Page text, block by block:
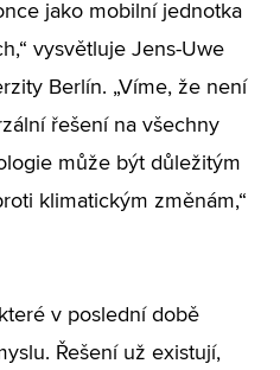
jako mobilní jednotka
vysvětluje Jens-Uwe
Berlín. „Víme, že není
řešení na všechny
může být důležitým
klimatickým změnám,“
v poslední době
Řešení už existují,